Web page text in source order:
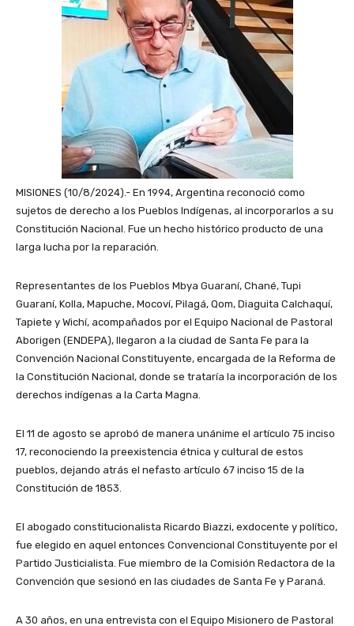
MISIONES (10/8/2024).- En 1994, Argentina reconoció como
sujetos de derecho a los Pueblos Indígenas, al incorporarlos a su
Constitución Nacional. Fue un hecho histórico producto de una
larga lucha por la reparación.
Representantes de los Pueblos Mbya Guaraní, Chané, Tupi
Guaraní, Kolla, Mapuche, Mocoví, Pilagá, Qom, Diaguita Calchaquí,
Tapiete y Wichí, acompañados por el Equipo Nacional de Pastoral
Aborigen (ENDEPA), llegaron a la ciudad de Santa Fe para la
Convención Nacional Constituyente, encargada de la Reforma de
la Constitución Nacional, donde se trataría la incorporación de los
derechos indígenas a la Carta Magna.
El 11 de agosto se aprobó de manera unánime el artículo 75 inciso
17, reconociendo la preexistencia étnica y cultural de estos
pueblos, dejando atrás el nefasto artículo 67 inciso 15 de la
Constitución de 1853.
El abogado constitucionalista Ricardo Biazzi, exdocente y político,
fue elegido en aquel entonces Convencional Constituyente por el
Partido Justicialista. Fue miembro de la Comisión Redactora de la
Convención que sesionó en las ciudades de Santa Fe y Paraná.
A 30 años, en una entrevista con el Equipo Misionero de Pastoral